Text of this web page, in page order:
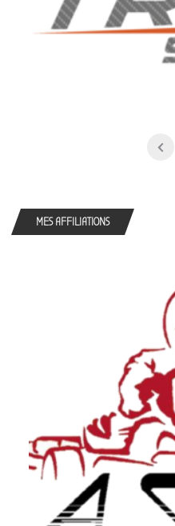
MES AFFILIATIONS